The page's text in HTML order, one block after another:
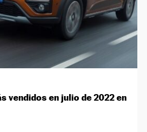
vendidos en julio de 2022 en